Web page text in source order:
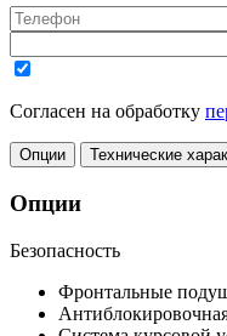
Согласен на обработку
Опции Технические
Опции
Безопасность
Фронтальные